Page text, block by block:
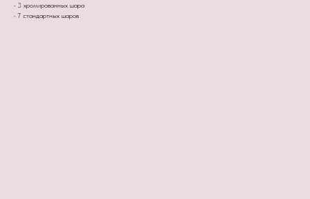
• 3 хромированных шара
• 7 стандартных шаров